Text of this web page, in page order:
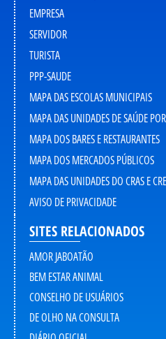
EMPRESA
SERVIDOR
TURISTA
PPP-SAUDE
MAPA DAS ESCOLAS MUNICIPAIS
MAPA DAS UNIDADES DE SAÚDE
MAPA DOS BARES E RESTAURANTES
MAPA DOS MERCADOS PÚBLICOS
MAPA DAS UNIDADES DO CRAS E
AVISO DE PRIVACIDADE
SITES RELACIONADOS
AMOR JABOATÃO
BEM ESTAR ANIMAL
CONSELHO DE USUÁRIOS
DE OLHO NA CONSULTA